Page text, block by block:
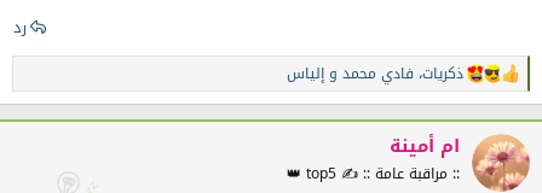
رد
ا
ل
ت
ف
ا
ع
ذكريات، فادي محمد و إلياس
ام أمينة
:: مراقبة عامة :: ✍️ top5 👑